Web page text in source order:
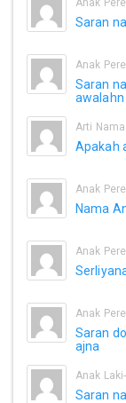
Saran
Anak
Saran
awalahn
Arti Nama
Apakah
Anak
Nama
Anak
Anak
Saran
ajna
Anak
Saran